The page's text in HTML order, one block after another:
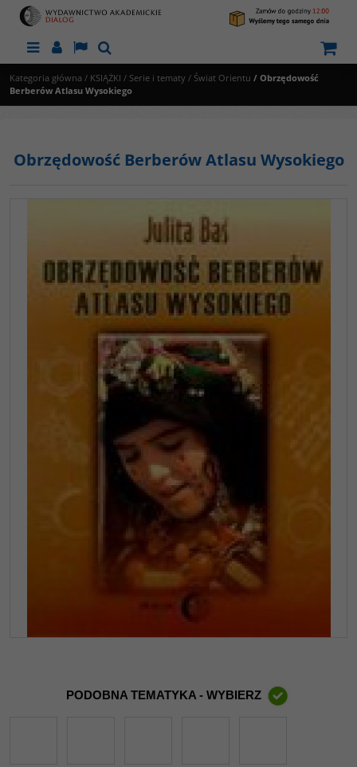
MenuPanelLangSzukaj
Kategoria główna / KSIĄŻKI / Serie i tematy / Świat Orientu / Obrzędowość
Berberów Atlasu Wysokiego
Obrzędowość Berberów Atlasu Wysokiego
PODOBNA TEMATYKA - WYBIERZ